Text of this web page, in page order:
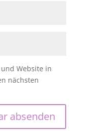
Website in
nächsten